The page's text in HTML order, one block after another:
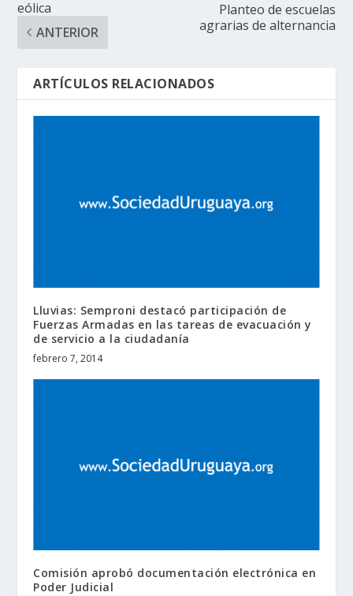
eólica
ANTERIOR
Planteo de escuelas
agrarias de alternancia
ARTÍCULOS RELACIONADOS
Lluvias: Semproni destacó participación de
Fuerzas Armadas en las tareas de evacuación y
de servicio a la ciudadanía
febrero 7, 2014
Comisión aprobó documentación electrónica en
Poder Judicial